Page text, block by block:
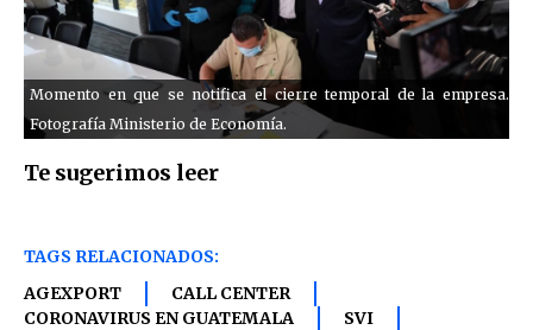
Momento en que se notifica el cierre temporal de la empresa.
Fotografía Ministerio de Economía.
Te sugerimos leer
TAGS RELACIONADOS:
AGEXPORT
CALL CENTER
CORONAVIRUS EN GUATEMALA
SVI